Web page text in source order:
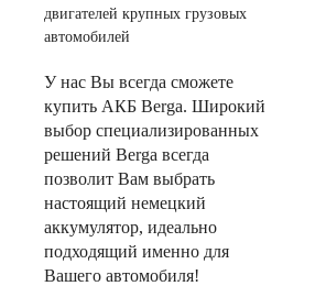
двигателей крупных грузовых
автомобилей
У нас Вы всегда сможете
купить АКБ Berga. Широкий
выбор специализированных
решений Berga всегда
позволит Вам выбрать
настоящий немецкий
аккумулятор, идеально
подходящий именно для
Вашего автомобиля!